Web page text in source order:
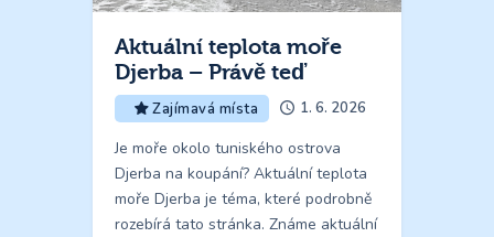
Aktuální teplota moře
Djerba – Právě teď
Zajímavá místa 1. 6. 2026
Je moře okolo tuniského ostrova
Djerba na koupání? Aktuální teplota
moře Djerba je téma, které podrobně
rozebírá tato stránka. Známe aktuální